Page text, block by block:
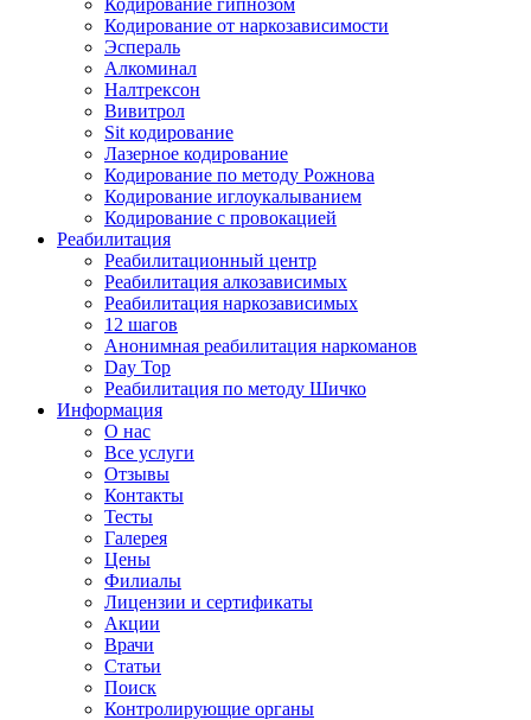
Кодирование гипнозом
Кодирование от наркозависимости
Эспераль
Алкоминал
Налтрексон
Вивитрол
Sit кодирование
Лазерное кодирование
Кодирование по методу Рожнова
Кодирование иглоукалыванием
Кодирование с провокацией
Реабилитация
Реабилитационный центр
Реабилитация алкозависимых
Реабилитация наркозависимых
12 шагов
Анонимная реабилитация наркоманов
Day Top
Реабилитация по методу Шичко
Информация
О нас
Все услуги
Отзывы
Контакты
Тесты
Галерея
Цены
Филиалы
Лицензии и сертификаты
Акции
Врачи
Статьи
Поиск
Контролирующие органы